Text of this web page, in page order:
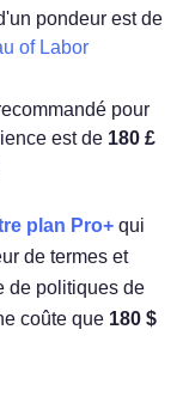
pondeur est de
of Labor
pour
est de 180 £
plan Pro+ qui
de termes et
de politiques de
coûte que 180 $